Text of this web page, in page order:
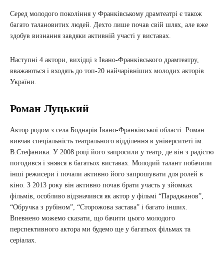
Серед молодого покоління у Франківському драмтеатрі є також
багато талановитих людей. Дехто лише почав свій шлях, але вже
здобув визнання завдяки активній участі у виставах.
Наступні 4 актори, вихідці з Івано-Франківського драмтеатру,
вважаються і входять до топ-20 найчарівніших молодих акторів
України.
Роман Луцький
Актор родом з села Боднарів Івано-Франківської області. Роман
вивчав спеціальність театрального відділення в університеті ім.
В.Стефаника. У 2008 році його запросили у театр, де він з радістю
погодився і знявся в багатьох виставах. Молодий талант побачили
інші режисери і почали активно його запрошувати для ролей в
кіно. З 2013 року він активно почав брати участь у зйомках
фільмів, особливо відзначився як актор у фільмі “Параджанов”,
“Обручка з рубіном”, “Сторожова застава” і багато інших.
Впевнено можемо сказати, що бачити цього молодого
перспективного актора ми будемо ще у багатьох фільмах та
серіалах.